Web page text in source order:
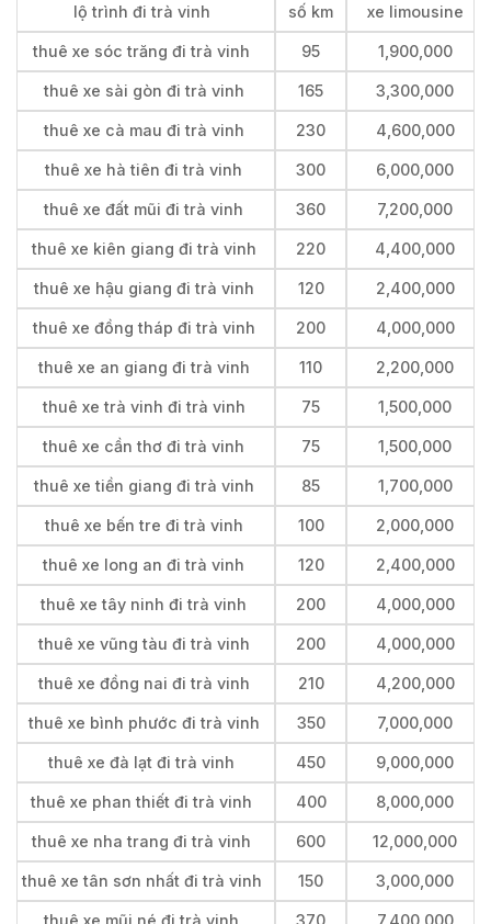
lộ trình đi trà vinh số km xe limousine
thuê xe sóc trăng đi trà vinh 95 1,900,000
thuê xe sài gòn đi trà vinh 165 3,300,000
thuê xe cà mau đi trà vinh 230 4,600,000
thuê xe hà tiên đi trà vinh 300 6,000,000
thuê xe đất mũi đi trà vinh 360 7,200,000
thuê xe kiên giang đi trà vinh 220 4,400,000
thuê xe hậu giang đi trà vinh 120 2,400,000
thuê xe đồng tháp đi trà vinh 200 4,000,000
thuê xe an giang đi trà vinh 110 2,200,000
thuê xe trà vinh đi trà vinh 75 1,500,000
thuê xe cần thơ đi trà vinh 75 1,500,000
thuê xe tiền giang đi trà vinh 85 1,700,000
thuê xe bến tre đi trà vinh 100 2,000,000
thuê xe long an đi trà vinh 120 2,400,000
thuê xe tây ninh đi trà vinh 200 4,000,000
thuê xe vũng tàu đi trà vinh 200 4,000,000
thuê xe đồng nai đi trà vinh 210 4,200,000
thuê xe bình phước đi trà vinh 350 7,000,000
thuê xe đà lạt đi trà vinh 450 9,000,000
thuê xe phan thiết đi trà vinh 400 8,000,000
thuê xe nha trang đi trà vinh 600 12,000,000
thuê xe tân sơn nhất đi trà vinh 150 3,000,000
thuê xe mũi né đi trà vinh 370 7,400,000